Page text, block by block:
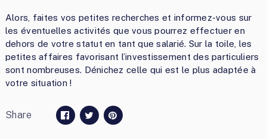
Alors, faites vos petites recherches et informez-vous sur
les éventuelles activités que vous pourrez effectuer en
dehors de votre statut en tant que salarié. Sur la toile, les
petites affaires favorisant l’investissement des particuliers
sont nombreuses. Dénichez celle qui est le plus adaptée à
votre situation !
Share